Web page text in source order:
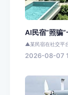
AI民宿“照骗
▲某民宿在社交平
2026-08-07